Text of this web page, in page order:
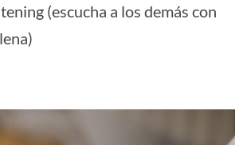
(escucha a los demás con